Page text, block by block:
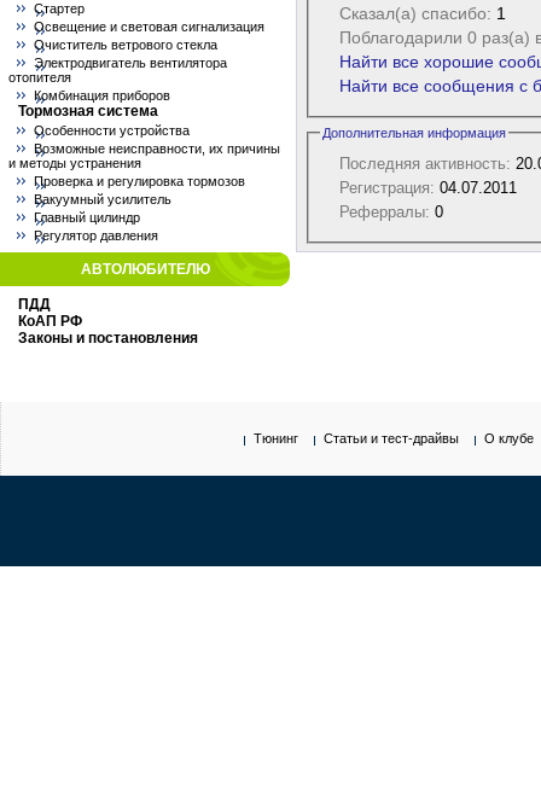
Стартер
Освещение и световая сигнализация
Очиститель ветрового стекла
Электродвигатель вентилятора
отопителя
Комбинация приборов
Тормозная система
Особенности устройства
Возможные неисправности, их причины
и методы устранения
Проверка и регулировка тормозов
Вакуумный усилитель
Главный цилиндр
Регулятор давления
АВТОЛЮБИТЕЛЮ
ПДД
КоАП РФ
Законы и постановления
Сказал(а) спасибо: 1
Поблагодарили 0 раз(а)
Найти все хорошие
Найти все сообщения с
Дополнительная информация
Последняя активность:
Регистрация: 04.07.2011
Реферралы: 0
Тюнинг Статьи и тест-драйвы О клубе